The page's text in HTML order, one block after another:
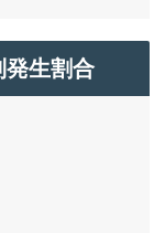
発生割合